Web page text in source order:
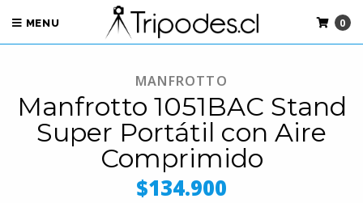
MENU 0
MANFROTTO
Manfrotto 1051BAC Stand
Super Portátil con Aire
Comprimido
$134.900